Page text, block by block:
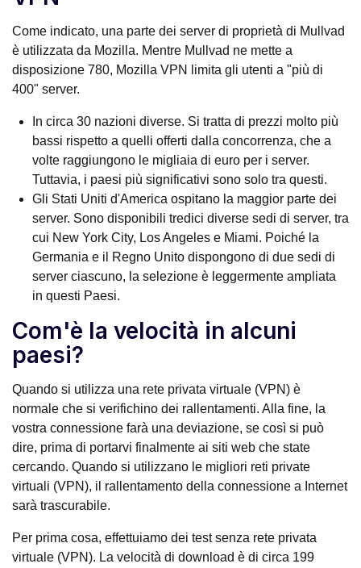
Come indicato, una parte dei server di proprietà di Mullvad
è utilizzata da Mozilla. Mentre Mullvad ne mette a
disposizione 780, Mozilla VPN limita gli utenti a "più di
400" server.
In circa 30 nazioni diverse. Si tratta di prezzi molto più
bassi rispetto a quelli offerti dalla concorrenza, che a
volte raggiungono le migliaia di euro per i server.
Tuttavia, i paesi più significativi sono solo tra questi.
Gli Stati Uniti d'America ospitano la maggior parte dei
server. Sono disponibili tredici diverse sedi di server, tra
cui New York City, Los Angeles e Miami. Poiché la
Germania e il Regno Unito dispongono di due sedi di
server ciascuno, la selezione è leggermente ampliata
in questi Paesi.
Com'è la velocità in alcuni
paesi?
Quando si utilizza una rete privata virtuale (VPN) è
normale che si verifichino dei rallentamenti. Alla fine, la
vostra connessione farà una deviazione, se così si può
dire, prima di portarvi finalmente ai siti web che state
cercando. Quando si utilizzano le migliori reti private
virtuali (VPN), il rallentamento della connessione a Internet
sarà trascurabile.
Per prima cosa, effettuiamo dei test senza rete privata
virtuale (VPN). La velocità di download è di circa 199